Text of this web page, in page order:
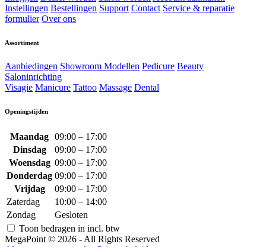
Instellingen Bestellingen Support Contact Service & reparatie
formulier Over ons
Assortiment
Aanbiedingen Showroom Modellen Pedicure Beauty
Saloninrichting
Visagie Manicure Tattoo Massage Dental
Openingstijden
Maandag 09:00 – 17:00
Dinsdag
09:00 – 17:00
Woensdag 09:00 – 17:00
Donderdag 09:00 – 17:00
Vrijdag
09:00 – 17:00
Zaterdag
10:00 – 14:00
Zondag
Gesloten
Toon bedragen in incl. btw
MegaPoint © 2026 - All Rights Reserved